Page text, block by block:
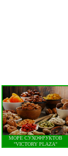
МОРЕ СУХОФРУКТОВ
"VICTORY PLAZA"